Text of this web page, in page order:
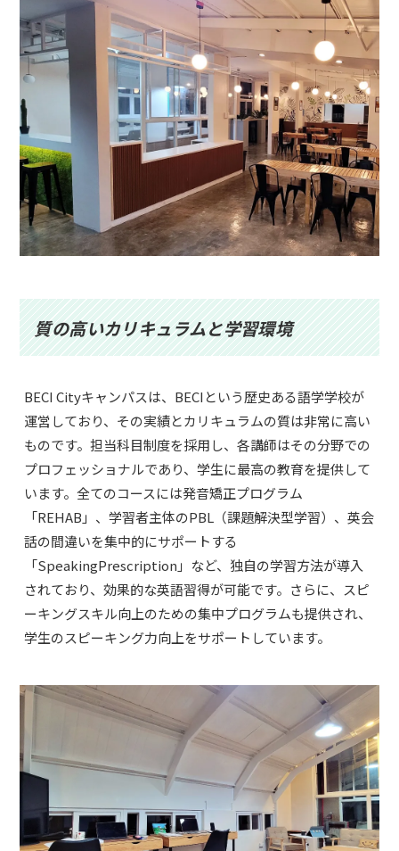
質の高いカリキュラムと学習環境
BECI Cityキャンパスは、BECIという歴史ある語学学校が
運営しており、その実績とカリキュラムの質は非常に高い
ものです。担当科目制度を採用し、各講師はその分野での
プロフェッショナルであり、学生に最高の教育を提供して
います。全てのコースには発音矯正プログラム
「REHAB」、学習者主体のPBL（課題解決型学習）、英会
話の間違いを集中的にサポートする
「SpeakingPrescription」など、独自の学習方法が導入
されており、効果的な英語習得が可能です。さらに、スピ
ーキングスキル向上のための集中プログラムも提供され、
学生のスピーキング力向上をサポートしています。